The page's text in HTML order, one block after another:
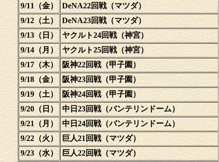
9/11（金） DeNA22回戦（マツダ）
9/12（土） DeNA23回戦（マツダ）
9/13（日） ヤクルト24回戦（神宮）
9/14（月）
ヤクルト25回戦（神宮）
9/17（木） 阪神22回戦（甲子園）
9/18（金）
阪神23回戦（甲子園）
9/19（土） 阪神24回戦（甲子園）
9/20（日）
中日23回戦（バンテリンドーム）
9/21（月） 中日24回戦（バンテリンドーム）
9/22（火） 巨人21回戦（マツダ）
9/23（水） 巨人22回戦（マツダ）